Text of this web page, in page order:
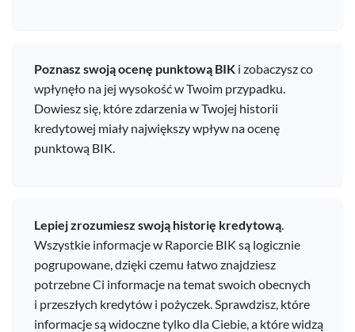
Poznasz swoją ocenę punktową BIK i zobaczysz co
wpłynęło na jej wysokość w Twoim przypadku.
Dowiesz się, które zdarzenia w Twojej historii
kredytowej miały największy wpływ na ocenę
punktową BIK.
Lepiej zrozumiesz swoją historię kredytową.
Wszystkie informacje w Raporcie BIK są logicznie
pogrupowane, dzięki czemu łatwo znajdziesz
potrzebne Ci informacje na temat swoich obecnych
i przeszłych kredytów i pożyczek. Sprawdzisz, które
informacje są widoczne tylko dla Ciebie, a które widzą